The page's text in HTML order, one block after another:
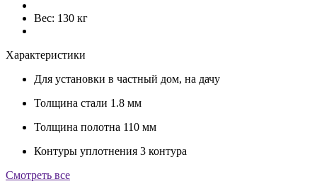
Вес: 130 кг
Характеристики
Для установки в частный дом, на дачу
Толщина стали 1.8 мм
Толщина полотна 110 мм
Контуры уплотнения 3 контура
Cмотреть все